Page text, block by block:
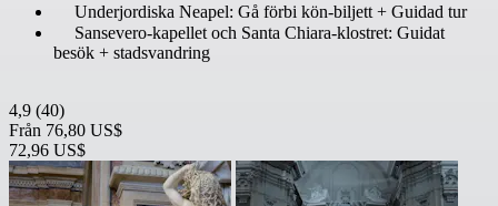
Underjordiska Neapel: Gå förbi kön-biljett + Guidad tur
Sansevero-kapellet och Santa Chiara-klostret: Guidat
besök + stadsvandring
4,9 (40)
Från 76,80 US$
72,96 US$